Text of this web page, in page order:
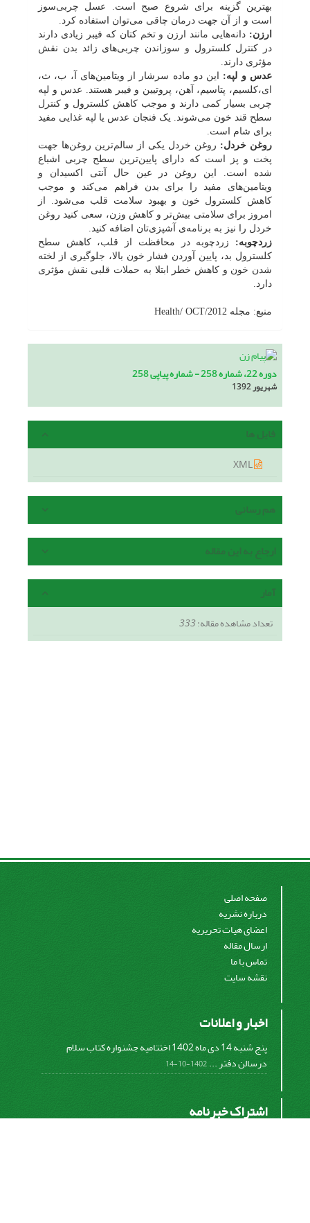
بهترین گزینه برای شروع صبح است. عسل چربی‌سوز
است و از آن جهت درمان چاقی می‌توان استفاده کرد.
ارزن: دانه‌هایی مانند ارزن و تخم کتان که فیبر زیادی دارند
در کنترل کلسترول و سوزاندن چربی‌های زائد بدن نقش
مؤثری دارند.
عدس و لپه: این دو ماده سرشار از ویتامین‌های آ، ب، ث،
ای،کلسیم، پتاسیم، آهن، پروتیین و فیبر هستند. عدس و لپه
چربی بسیار کمی دارند و موجب کاهش کلسترول و کنترل
سطح قند خون می‌شوند. یک فنجان عدس یا لپه غذایی مفید
برای شام است.
روغن خردل: روغن خردل یکی از سالم‌ترین روغن‌ها جهت
پخت و پز است که دارای پایین‌ترین سطح چربی اشباع
شده است. این روغن در عین حال آنتی اکسیدان و
ویتامین‌های مفید را برای بدن فراهم می‌کند و موجب
کاهش کلسترول خون و بهبود سلامت قلب می‌شود. از
امروز برای سلامتی بیش‌تر و کاهش وزن، سعی کنید روغن
خردل را نیز به برنامه‌ی آشپزی‌تان اضافه کنید.
زردچوبه: زردچوبهدر محافظت از قلب، کاهش سطح
کلسترول بد ، پایین آوردن فشار خون بالا، جلوگیری از
لخته
شدن خون و کاهش خطر ابتلا به حملات قلبی نقش مؤثری
دارد.
منبع: مجله Health/ OCT/2012
دوره 22، شماره 258 - شماره پیاپی 258
شهریور 1392
فایل ها
هم رسانی
ارجاع به این مقاله
آمار
تعداد مشاهده مقاله:333
صفحه اصلی
درباره نشریه
اعضای هیات تحریریه
ارسال مقاله
تماس با ما
نقشه سایت
اخبار و اعلانات
پنج شنبه 14 دی ماه 1402 اختتامیه جشنواره کتاب سلام
درسالن دفتر ...1402-10-14
اشتراک خبرنامه